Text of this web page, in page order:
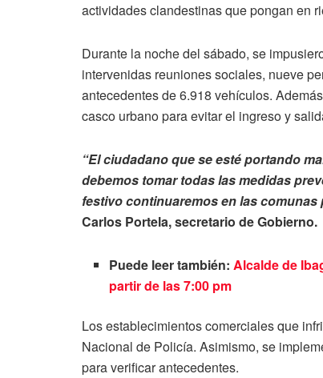
actividades clandestinas que pongan en
Durante la noche del sábado, se
intervenidas reuniones sociales, nueve
antecedentes de 6.918 vehículos.
casco urbano para evitar el ingreso y
“El ciudadano que se esté portando
debemos tomar todas las medidas
festivo continuaremos en las
Carlos Portela, secretario de Gobierno.
Puede leer también:Alcalde de
partir de las 7:00 pm
Los establecimientos comerciales que
Nacional de Policía. Asimismo, se
para verificar antecedentes.